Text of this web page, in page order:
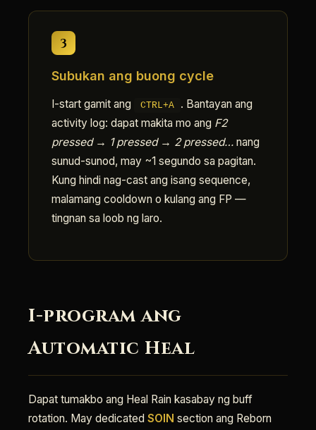
3
Subukan ang buong cycle
I-start gamit ang CTRL+A
. Bantayan ang
activity log: dapat makita mo ang F2
pressed → 1 pressed → 2 pressed… nang
sunud-sunod, may ~1 segundo sa pagitan.
Kung hindi nag-cast ang isang sequence,
malamang cooldown o kulang ang FP —
tingnan sa loob ng laro.
I-program ang
Automatic Heal
Dapat tumakbo ang Heal Rain kasabay ng buff
rotation. May dedicated SOIN section ang Reborn